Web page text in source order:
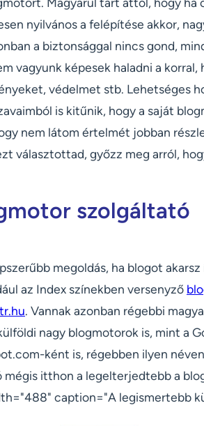
nyilvános a felépítése akkor,
a biztonsággal nincs gond,
vagyunk képesek haladni a
védelmet stb. Lehetséges
is kitűnik, hogy a saját
nem látom értelmét jobban
választottad, győzz meg arról,
szolgáltató
megoldás, ha blogot
az Index színekben versenyző
. Vannak azonban régebbi
nagy blogmotorok is, mint a
ként is, régebben ilyen
mégis itthon a legelterjedtebb a
caption="A legismertebb